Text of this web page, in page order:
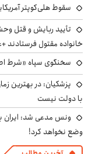
سقوط هلی‌کوپتر
تأیید ربایش و قتل
خانواده مقتول
سخنگوی سپاه «شرط
پزشکیان‌: در بهترین
با دولت نیست
ونس مدعی شد: ایران
وضع نخواهد کرد!